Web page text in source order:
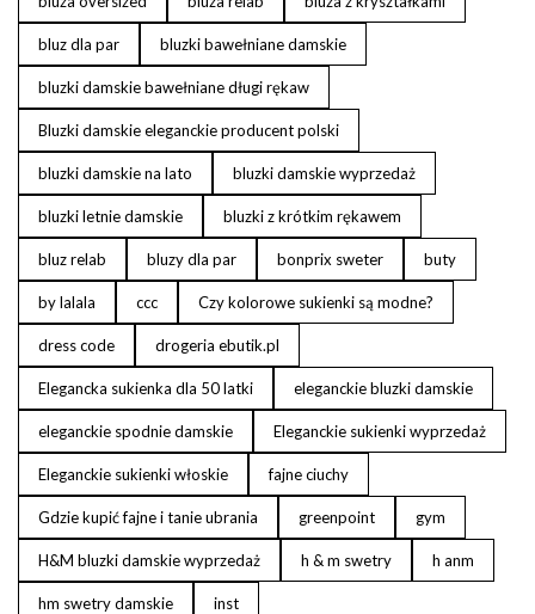
bluz dla par bluzki bawełniane damskie
bluzki damskie bawełniane długi rękaw
Bluzki damskie eleganckie producent polski
bluzki damskie na lato bluzki damskie wyprzedaż
bluzki letnie damskie bluzki z krótkim rękawem
bluz relab bluzy dla par bonprix sweter buty
by lalala ccc Czy kolorowe sukienki są modne?
dress code drogeria ebutik.pl
Elegancka sukienka dla 50 latki eleganckie bluzki damskie
eleganckie spodnie damskie Eleganckie sukienki wyprzedaż
Eleganckie sukienki włoskie fajne ciuchy
Gdzie kupić fajne i tanie ubrania greenpoint gym
H&M bluzki damskie wyprzedaż h & m swetry h anm
hm swetry damskie inst